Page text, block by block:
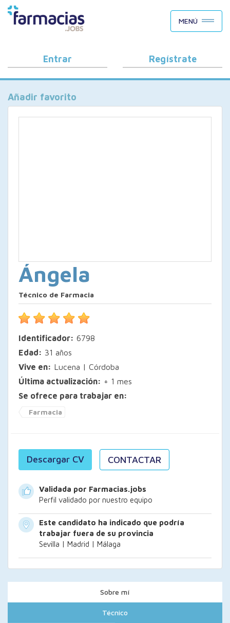
BUSCAR CANDIDATOS
OFERTAS DE EMPLEO
COMO FUNCIONA
PORQUÉ FARMACIAS.JOBS
BLOG
MENÚ
Entrar Regístrate
Añadir favorito
Ángela
Técnico de Farmacia
Identificador: 6798
Edad: 31 años
Vive en: Lucena | Córdoba
Última actualización: + 1 mes
Se ofrece para trabajar en:
Farmacia
Descargar CV CONTACTAR
Validada por Farmacias.jobs
Perfil validado por nuestro equipo
Este candidato ha indicado que podría
trabajar fuera de su provincia
Sevilla | Madrid | Málaga
Sobre mí
Técnico